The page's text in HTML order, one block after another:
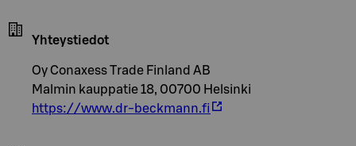
Yhteystiedot
Oy Conaxess Trade Finland AB
Malmin kauppatie 18, 00700 Helsinki
https://www.dr-beckmann.fi